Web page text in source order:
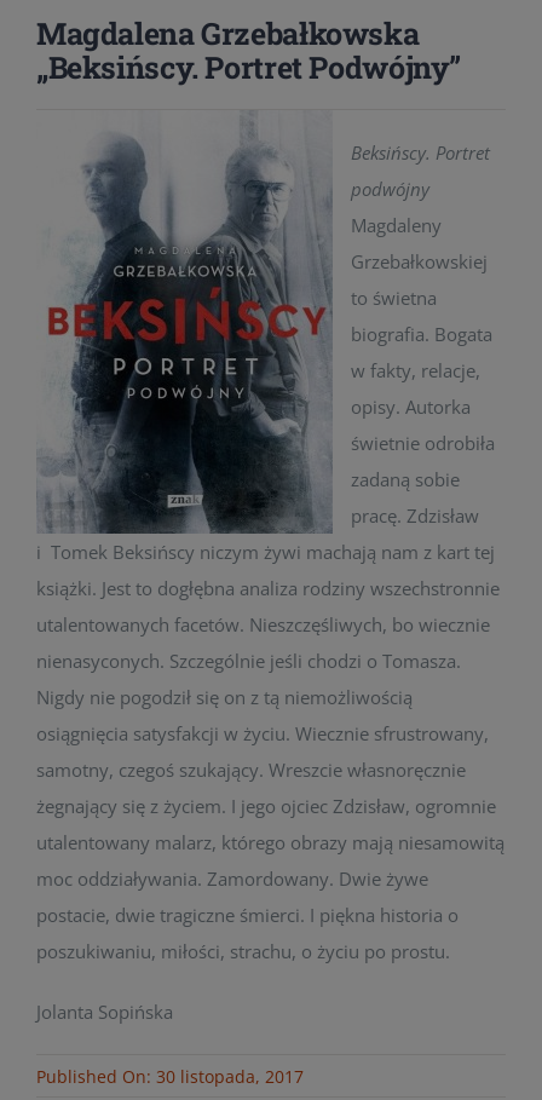
Magdalena Grzebałkowska
„Beksińscy. Portret Podwójny”
Beksińscy. Portret
podwójny
Magdaleny
Grzebałkowskiej
to świetna
biografia. Bogata
w fakty, relacje,
opisy. Autorka
świetnie odrobiła
zadaną sobie
pracę. Zdzisław
i Tomek Beksińscy niczym żywi machają nam z kart tej
książki. Jest to dogłębna analiza rodziny wszechstronnie
utalentowanych facetów. Nieszczęśliwych, bo wiecznie
nienasyconych. Szczególnie jeśli chodzi o Tomasza.
Nigdy nie pogodził się on z tą niemożliwością
osiągnięcia satysfakcji w życiu. Wiecznie sfrustrowany,
samotny, czegoś szukający. Wreszcie własnoręcznie
żegnający się z życiem. I jego ojciec Zdzisław, ogromnie
utalentowany malarz, którego obrazy mają niesamowitą
moc oddziaływania. Zamordowany. Dwie żywe
postacie, dwie tragiczne śmierci. I piękna historia o
poszukiwaniu, miłości, strachu, o życiu po prostu.
Jolanta Sopińska
Published On: 30 listopada, 2017